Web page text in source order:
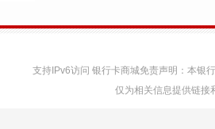
支持IPv6访问 银行卡商城免责声明：本银
仅为相关信息提供链接